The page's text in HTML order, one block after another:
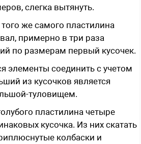
слегка вытянуть.
же самого пластилина
примерно в три раза
по размерам первый кусочек.
элементы соединить с учетом
из кусочков является
туловищем.
пластилина четыре
кусочка. Из них скатать
колбаски и